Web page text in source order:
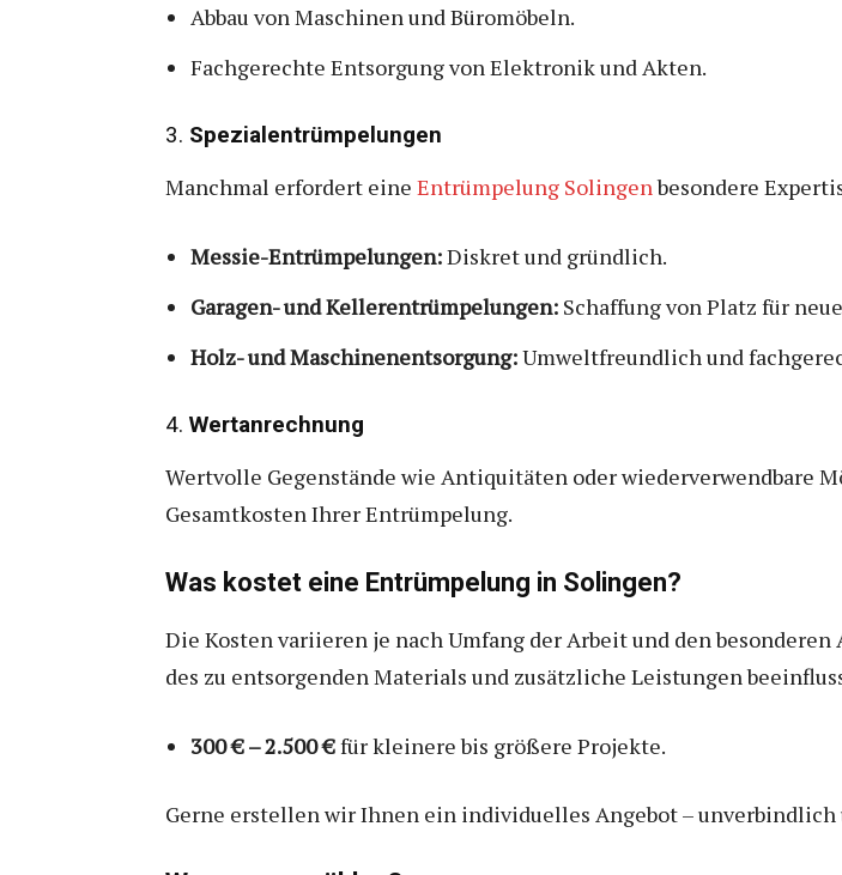
Abbau von Maschinen und Büromöbeln.
Fachgerechte Entsorgung von Elektronik und Akten.
3. Spezialentrümpelungen
Manchmal erfordert eine Entrümpelung Solingenbesondere
Messie-Entrümpelungen:Diskret und gründlich.
Garagen- und Kellerentrümpelungen: Schaffung von Platz für
Holz- und Maschinenentsorgung:Umweltfreundlich und
4. Wertanrechnung
Wertvolle Gegenstände wie Antiquitäten oder wiederverwendbare
Gesamtkosten Ihrer Entrümpelung.
Was kostet eine Entrümpelung in Solingen?
Die Kosten variieren je nach Umfang der Arbeit und den
des zu entsorgenden Materials und zusätzliche Leistungen
300 € – 2.500 €für kleinere bis größere Projekte.
Gerne erstellen wir Ihnen ein individuelles Angebot – unverbindlich